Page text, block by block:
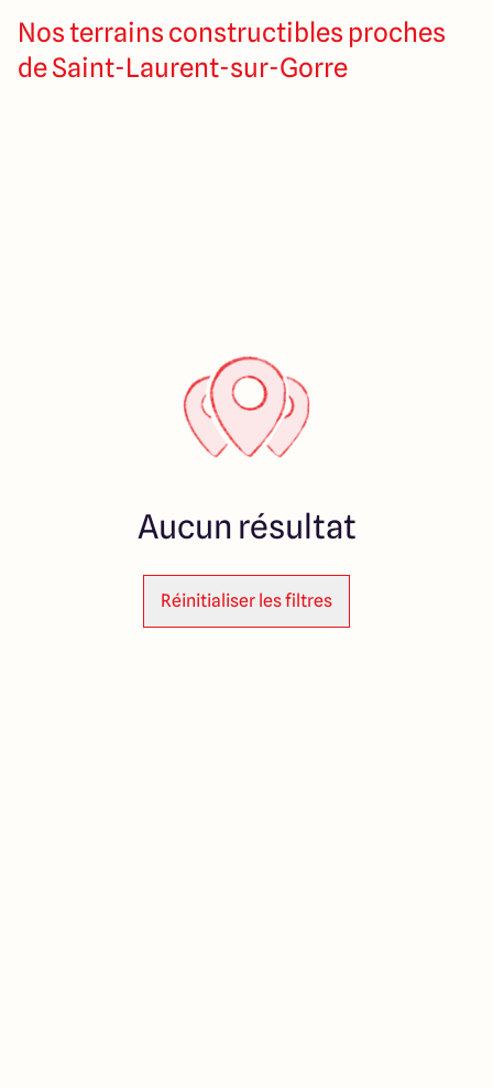
Nos terrains constructibles proches
de Saint-Laurent-sur-Gorre
Aucun résultat
Réinitialiser les filtres